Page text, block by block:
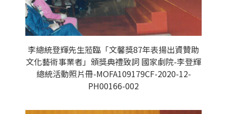
李總統登輝先生蒞臨「文馨獎87年表揚出資贊助
文化藝術事業者」頒獎典禮致詞 國家劇院-李登輝
總統活動照片冊-MOFA109179CF-2020-12-
PH00166-002